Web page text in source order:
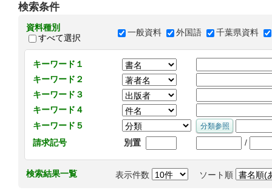
検索条件
資料種別
すべて選択
一般資料 外国語 千葉県資料
キーワード１
キーワード２
キーワード３
キーワード４
キーワード５
請求記号
別置 /
検索結果一覧 表示件数 ソート順